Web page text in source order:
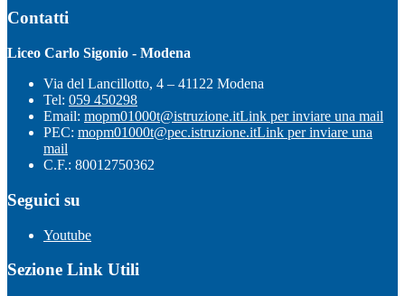
Contatti
Liceo Carlo Sigonio - Modena
Via del Lancillotto, 4 – 41122 Modena
Tel: 059 450298
Email: mopm01000t@istruzione.itLink per inviare una mail
PEC: mopm01000t@pec.istruzione.itLink per inviare una
mail
C.F.: 80012750362
Seguici su
Youtube
Sezione Link Utili